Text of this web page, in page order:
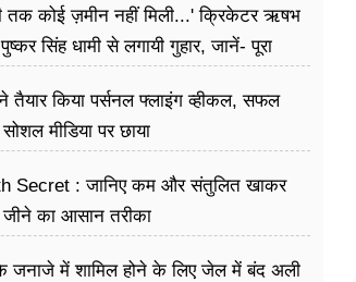
तक कोई ज़मीन नहीं मिली...' क्रिकेटर ऋषभ
सिंह धामी से लगायी गुहार, जानें- पूरा
तैयार किया पर्सनल फ्लाइंग व्हीकल, सफल
मीडिया पर छाया
Secret : जानिए कम और संतुलित खाकर
जीने का आसान तरीका
जनाजे में शामिल होने के लिए जेल में बंद अली